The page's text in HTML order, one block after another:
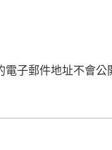
子郵件地址不會公